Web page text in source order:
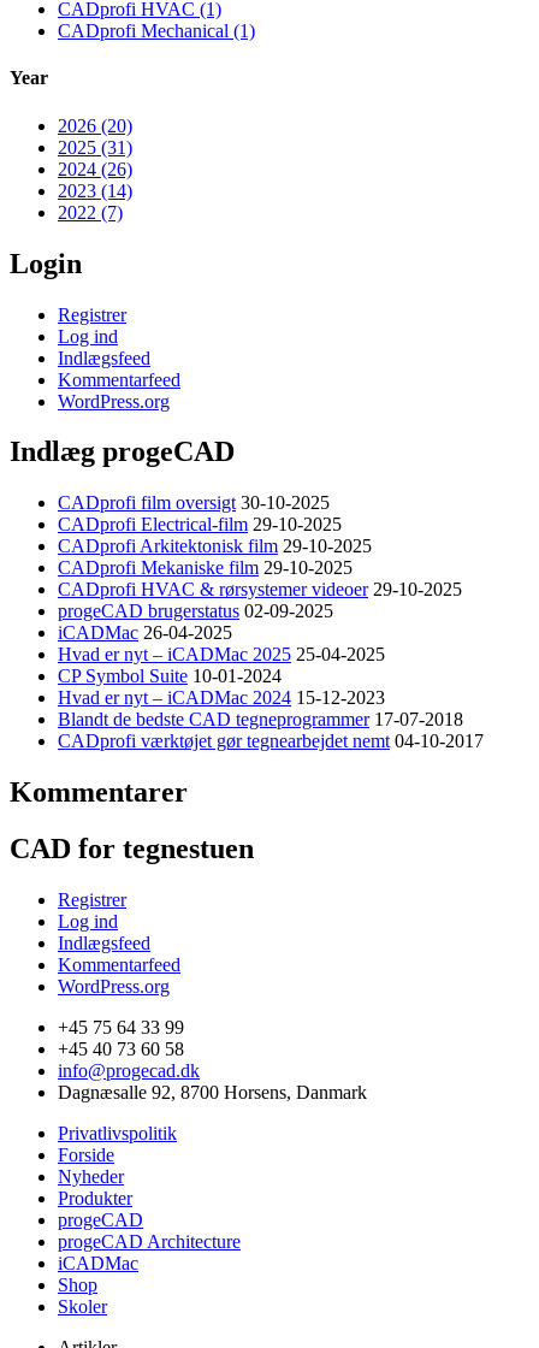
CADprofi HVAC (1)
CADprofi Mechanical (1)
Year
2026 (20)
2025 (31)
2024 (26)
2023 (14)
2022 (7)
Login
Registrer
Log ind
Indlægsfeed
Kommentarfeed
WordPress.org
Indlæg progeCAD
CADprofi film oversigt 30-10-2025
CADprofi Electrical-film 29-10-2025
CADprofi Arkitektonisk film 29-10-2025
CADprofi Mekaniske film 29-10-2025
CADprofi HVAC & rørsystemer videoer 29-10-2025
progeCAD brugerstatus 02-09-2025
iCADMac 26-04-2025
Hvad er nyt – iCADMac 2025 25-04-2025
CP Symbol Suite 10-01-2024
Hvad er nyt – iCADMac 2024 15-12-2023
Blandt de bedste CAD tegneprogrammer 17-07-2018
CADprofi værktøjet gør tegnearbejdet nemt 04-10-2017
Kommentarer
CAD for tegnestuen
Registrer
Log ind
Indlægsfeed
Kommentarfeed
WordPress.org
+45 75 64 33 99
+45 40 73 60 58
info@progecad.dk
Dagnæsalle 92, 8700 Horsens, Danmark
Privatlivspolitik
Forside
Nyheder
Produkter
progeCAD
progeCAD Architecture
iCADMac
Shop
Skoler